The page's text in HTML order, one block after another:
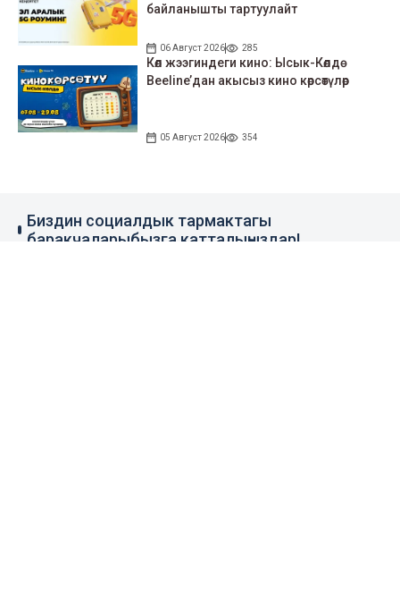
байланышты тартуулайт
06 Август 2026 285
Көл жээгиндеги кино: Ысык-Көлдө
Beeline’дан акысыз кино көрсөтүлөр
05 Август 2026 354
Биздин социалдык тармактагы
баракчаларыбызга катталыңыздар!